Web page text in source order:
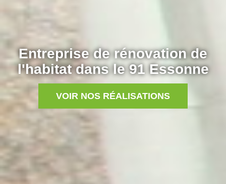
Entreprise de rénovation de
l'habitat dans le 91 Essonne
VOIR NOS RÉALISATIONS